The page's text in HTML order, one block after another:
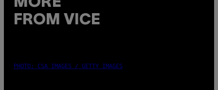
FROM VICE
PHOTO: CSA IMAGES / GETTY IMAGES